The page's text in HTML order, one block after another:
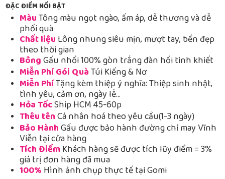
ĐẶC ĐIỂM NỔI BẬT
MàuTông màu ngọt ngào, ấm áp, dễ thương và dễ
phối quà
Chất liệu Lông nhung siêu mịn, mượt tay, bền đẹp
theo thời gian
BôngGấu nhồi 100% gòn trắng đàn hồi tinh khiết
Miễn Phí Gói QuàTúi Kiếng & Nơ
Miễn PhíTặng kèm thiệp ý nghĩa: Thiệp sinh nhật,
tình yêu, cảm ơn, ngày lễ…
Hỏa TốcShip HCM 45-60p
Thêu tênCá nhân hoá theo yêu cầu(1-3 ngày)
Bảo HànhGấu được bảo hành đường chỉ may Vĩnh
Viễn tại cửa hàng
Tích ĐiểmKhách hàng sẽ được tích lũy điểm = 3%
giá trị đơn hàng đã mua
100% Hình ảnh chụp thực tế tại Gomi